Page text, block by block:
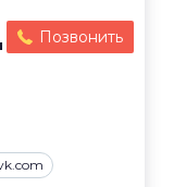
Позвонить